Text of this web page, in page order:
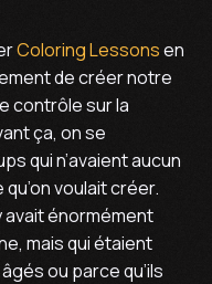
Coloring Lessonsen
de créer notre
contrôle sur la
ça, on se
qui n’avaient aucun
voulait créer.
avait énormément
mais qui étaient
ou parce qu’ils